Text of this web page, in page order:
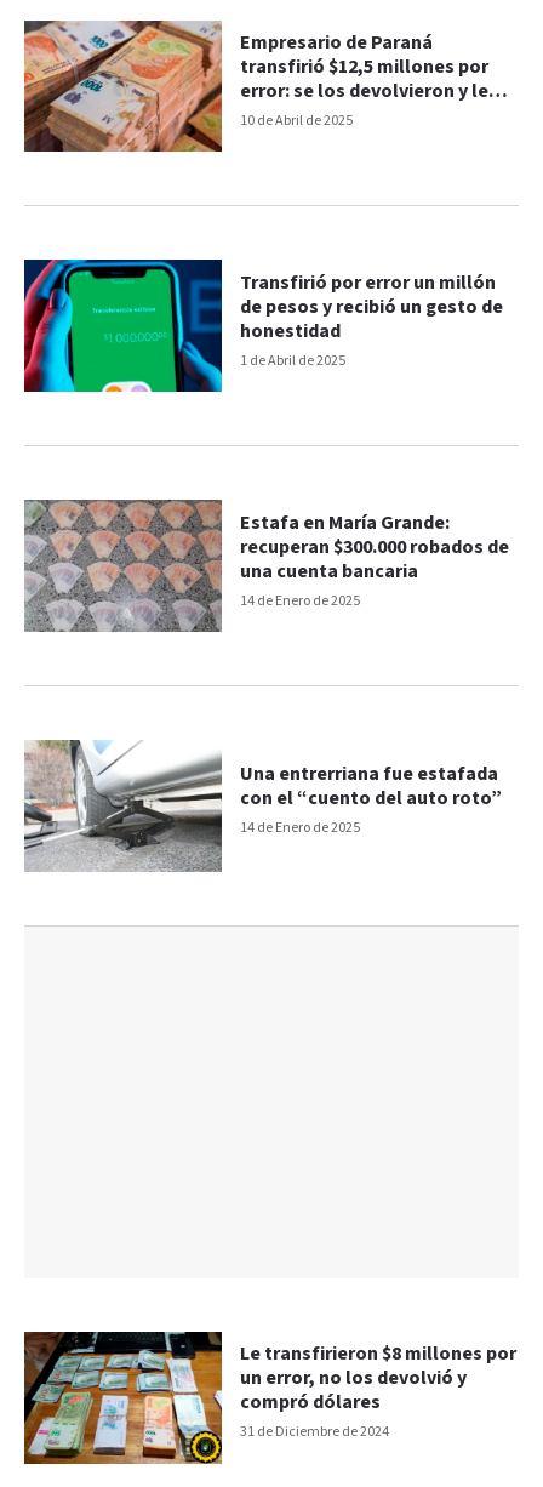
10 de Abril de 2025
Empresario de Paraná
transfirió $12,5 millones por
error: se los devolvieron y le
pidieron recompensa “bien
1 de Abril de 2025
Transfirió por error un millón
de pesos y recibió un gesto de
honestidad
14 de Enero de 2025
Estafa en María Grande:
recuperan $300.000 robados de
una cuenta bancaria
14 de Enero de 2025
Una entrerriana fue estafada
con el “cuento del auto roto”
31 de Diciembre de 2024
Le transfirieron $8 millones por
un error, no los devolvió y
compró dólares